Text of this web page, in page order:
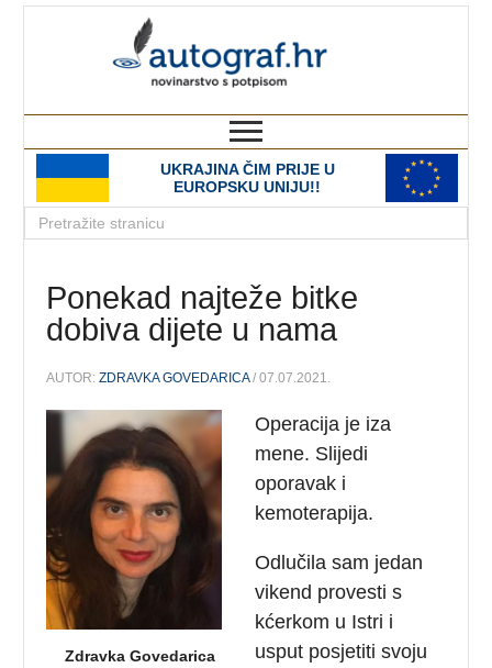
UKRAJINA ČIM PRIJE U
EUROPSKU UNIJU!!
Ponekad najteže bitke
dobiva dijete u nama
AUTOR:ZDRAVKA GOVEDARICA/ 07.07.2021.
Zdravka Govedarica
Operacija je iza
mene. Slijedi
oporavak i
kemoterapija.
Odlučila sam jedan
vikend provesti s
kćerkom u Istri i
usput posjetiti svoju